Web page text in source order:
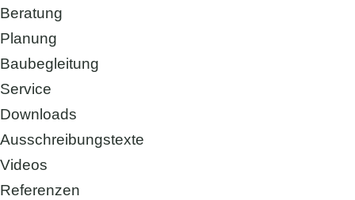
Beratung
Planung
Baubegleitung
Service
Downloads
Ausschreibungstexte
Videos
Referenzen